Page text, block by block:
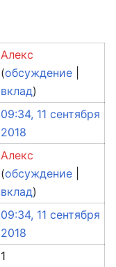
Алекс
(обсуждение
вклад)
09:34, 11 сентября
2018
Алекс
(обсуждение
вклад)
09:34, 11 сентября
2018
1